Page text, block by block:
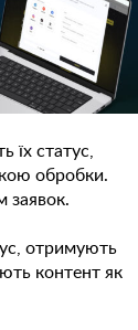
їх статус,
обробки.
заявок.
отримують
контент як